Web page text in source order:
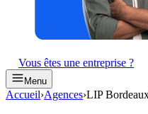
Vous êtes une entreprise ?
Menu
Accueil›Agences›LIP